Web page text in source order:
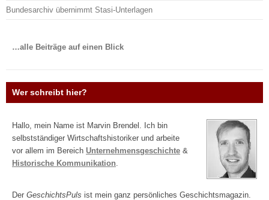
Bundesarchiv übernimmt Stasi-Unterlagen
…alle Beiträge auf einen Blick
Wer schreibt hier?
Hallo, mein Name ist Marvin Brendel. Ich bin
selbstständiger Wirtschaftshistoriker und arbeite
vor allem im Bereich Unternehmensgeschichte &
Historische Kommunikation
Der GeschichtsPuls ist mein ganz persönliches Geschichtsmagazin.